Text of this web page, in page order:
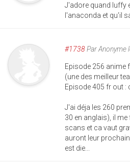
J'adore quand luffy
l'anaconda et qu'il
#1738ParAnonyme
Episode 256 anime
(une des meilleur
Episode 405 fr out :
J'ai déja les 260
30 en anglais), il me
scans et ca vaut
auront leur prochain
est die...